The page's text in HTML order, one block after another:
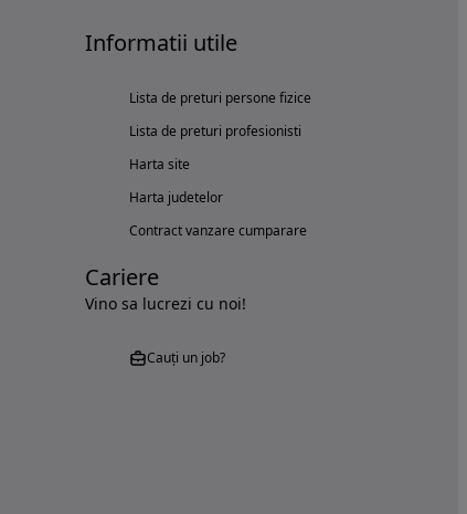
Informatii utile
Lista de preturi persone fizice
Lista de preturi profesionisti
Harta site
Harta judetelor
Contract vanzare cumparare
Cariere
Vino sa lucrezi cu noi!
Cauți un job?